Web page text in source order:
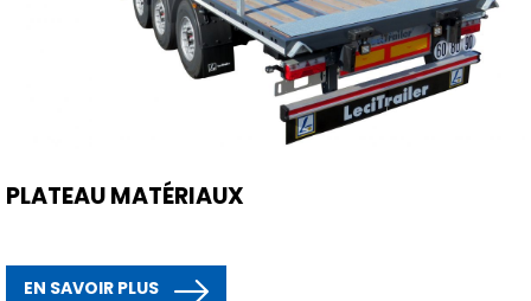
PLATEAU MATÉRIAUX
EN SAVOIR PLUS